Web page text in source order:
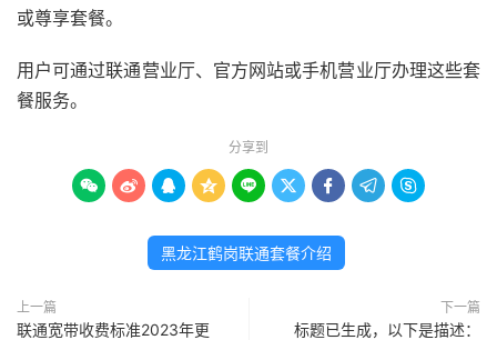
或尊享套餐。
用户可通过联通营业厅、官方网站或手机营业厅办理这些套
餐服务。
分享到
        
黑龙江鹤岗联通套餐介绍
上一篇
联通宽带收费标准2023年更
下一篇
标题已生成，以下是描述：